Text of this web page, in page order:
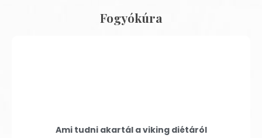
Fogyókúra
Ami tudni akartál a viking diétáról